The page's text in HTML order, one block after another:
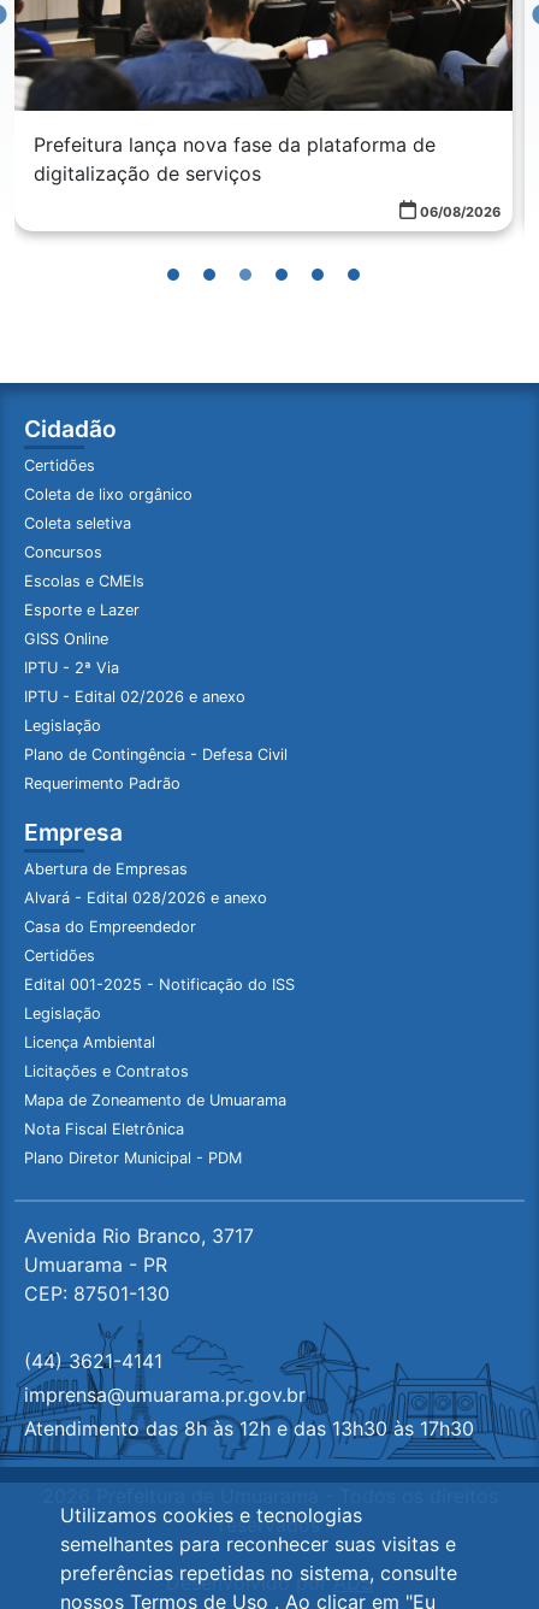
Prefeitura lança nova fase da plataforma de
digitalização de serviços
06/08/2026
Cidadão
Certidões
Coleta de lixo orgânico
Coleta seletiva
Concursos
Escolas e CMEIs
Esporte e Lazer
GISS Online
IPTU - 2ª Via
IPTU - Edital 02/2026 e anexo
Legislação
Plano de Contingência - Defesa Civil
Requerimento Padrão
Empresa
Abertura de Empresas
Alvará - Edital 028/2026 e anexo
Casa do Empreendedor
Certidões
Edital 001-2025 - Notificação do ISS
Legislação
Licença Ambiental
Licitações e Contratos
Mapa de Zoneamento de Umuarama
Nota Fiscal Eletrônica
Plano Diretor Municipal - PDM
Avenida Rio Branco, 3717
Umuarama - PR
CEP: 87501-130
(44) 3621-4141
imprensa@umuarama.pr.gov.br
Atendimento das 8h às 12h e das 13h30 às 17h30
reservados
Desenvolvido porADS
Utilizamos cookies e tecnologias
semelhantes para reconhecer suas visitas e
preferências repetidas no sistema, consulte
nossos Termos de Uso . Ao clicar em "Eu